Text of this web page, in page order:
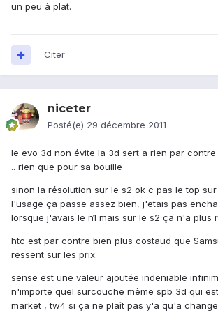
un peu à plat.
Citer
niceter
Posté(e) 29 décembre 2011
le evo 3d non évite la 3d sert a rien par
.. rien que pour sa bouille
sinon la résolution sur le s2 ok c pas le top
l'usage ça passe assez bien, j'etais pas
lorsque j'avais le n1 mais sur le s2 ça n'a plus
htc est par contre bien plus costaud que
ressent sur les prix.
sense est une valeur ajoutée indeniable
n'importe quel surcouche même spb 3d qui
market , tw4 si ça ne plaît pas y'a qu'a